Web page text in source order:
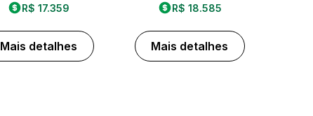
R$ 17.359
Mais detalhes
R$ 18.585
Mais detalhes